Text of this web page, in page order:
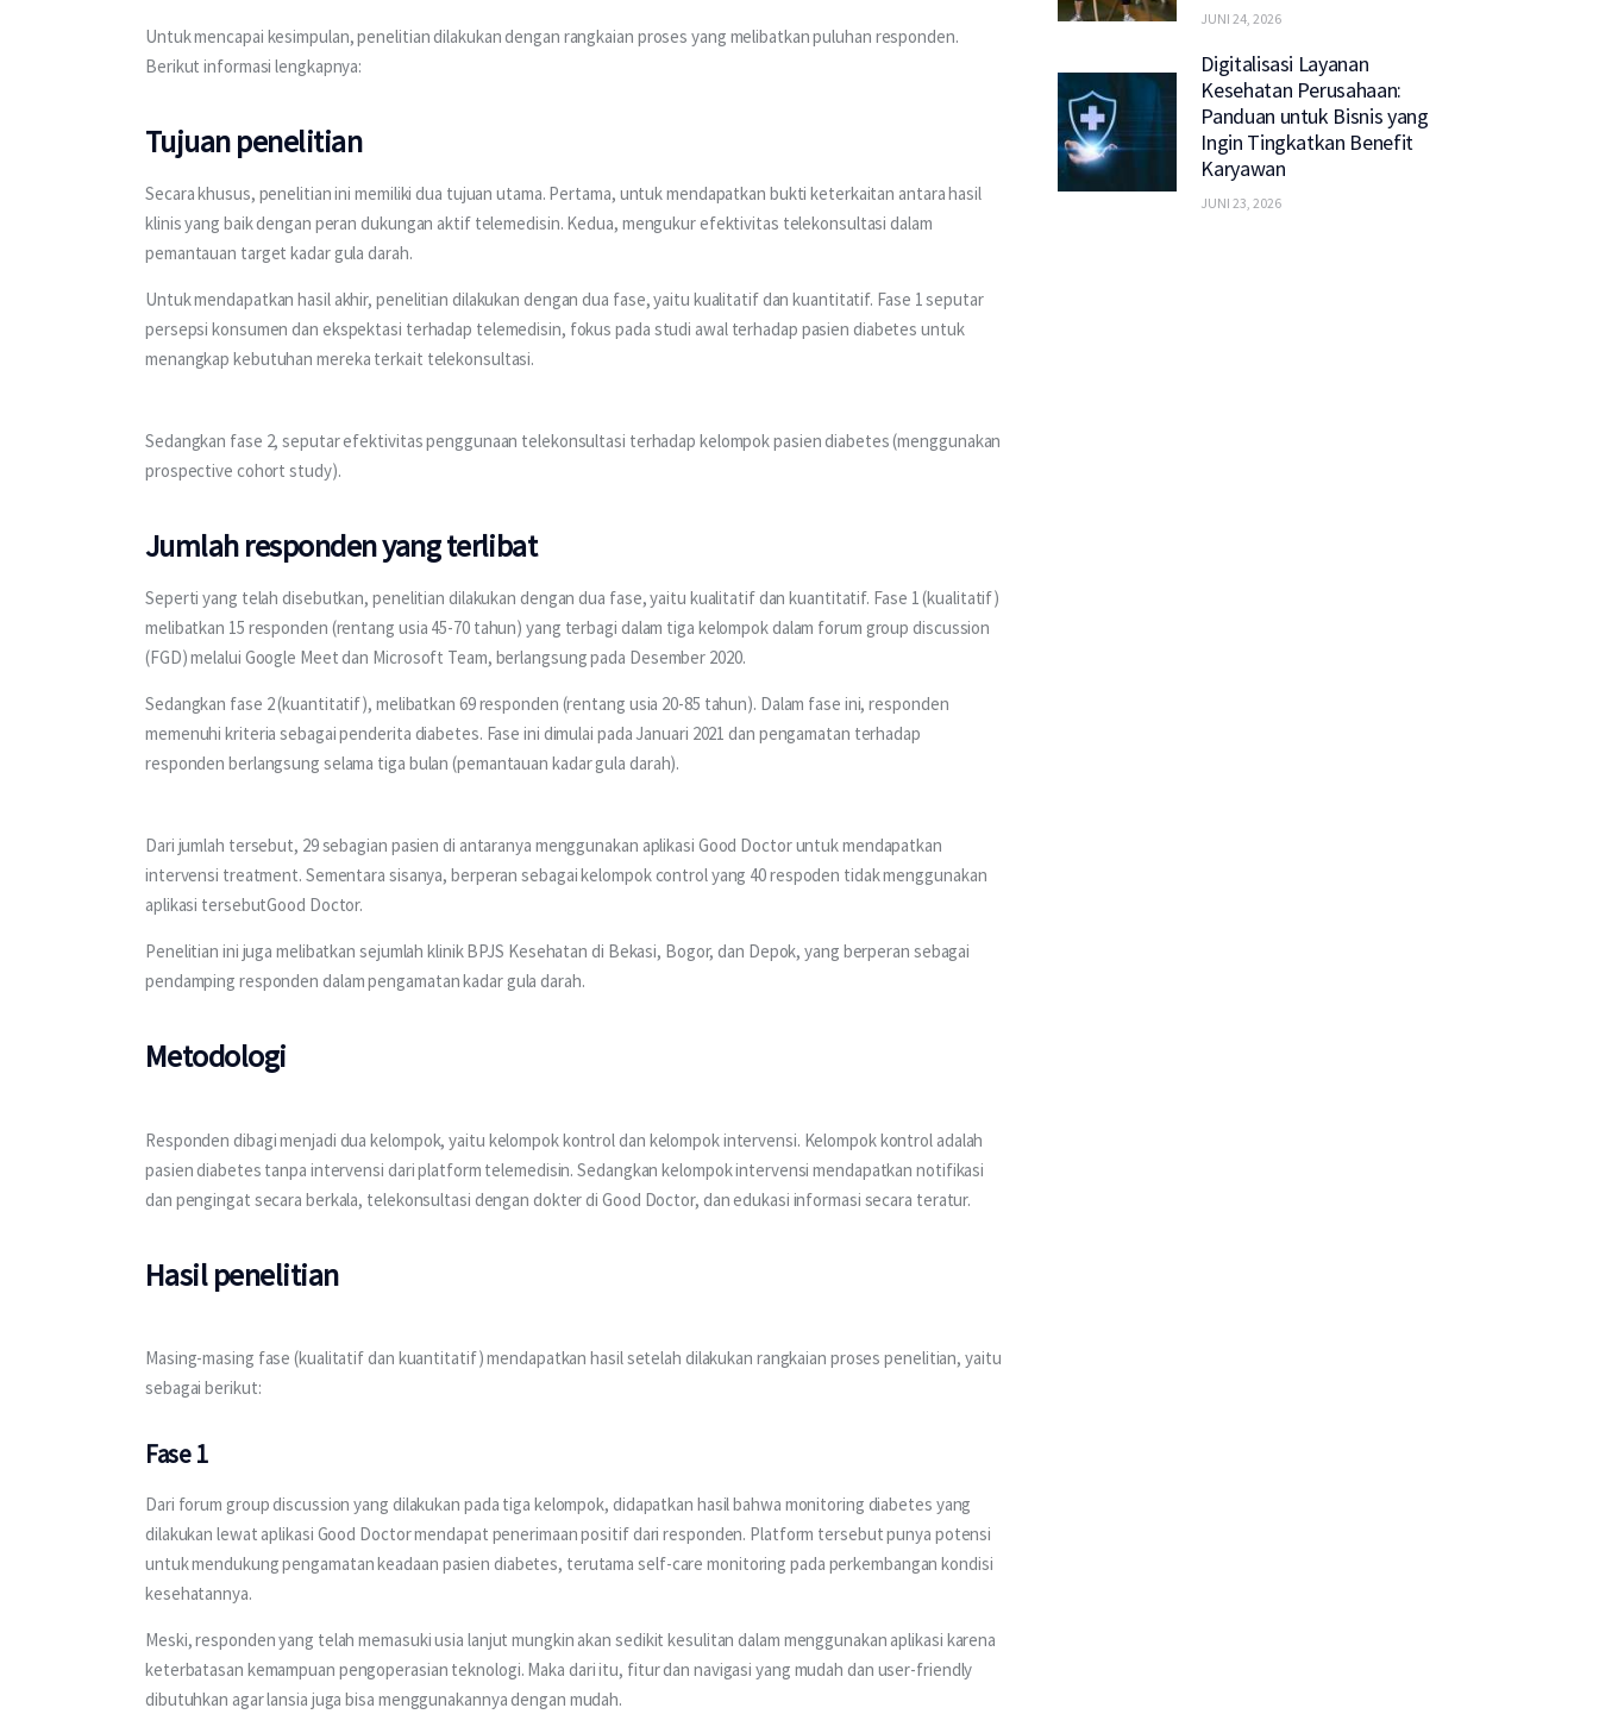
Untuk mencapai kesimpulan, penelitian dilakukan dengan rangkaian proses yang melibatkan puluhan responden.
Berikut informasi lengkapnya:
Tujuan penelitian
Secara khusus, penelitian ini memiliki dua tujuan utama. Pertama, untuk mendapatkan bukti keterkaitan antara hasil
klinis yang baik dengan peran dukungan aktif telemedisin. Kedua, mengukur efektivitas telekonsultasi dalam
pemantauan target kadar gula darah.
Untuk mendapatkan hasil akhir, penelitian dilakukan dengan dua fase, yaitu kualitatif dan kuantitatif. Fase 1 seputar
persepsi konsumen dan ekspektasi terhadap telemedisin, fokus pada studi awal terhadap pasien diabetes untuk
menangkap kebutuhan mereka terkait telekonsultasi.
Sedangkan fase 2, seputar efektivitas penggunaan telekonsultasi terhadap kelompok pasien diabetes (menggunakan
prospective cohort study).
Jumlah responden yang terlibat
Seperti yang telah disebutkan, penelitian dilakukan dengan dua fase, yaitu kualitatif dan kuantitatif. Fase 1 (kualitatif)
melibatkan 15 responden (rentang usia 45-70 tahun) yang terbagi dalam tiga kelompok dalam forum group discussion
(FGD) melalui Google Meet dan Microsoft Team, berlangsung pada Desember 2020.
Sedangkan fase 2 (kuantitatif), melibatkan 69 responden (rentang usia 20-85 tahun). Dalam fase ini, responden
memenuhi kriteria sebagai penderita diabetes. Fase ini dimulai pada Januari 2021 dan pengamatan terhadap
responden berlangsung selama tiga bulan (pemantauan kadar gula darah).
Dari jumlah tersebut, 29 sebagian pasien di antaranya menggunakan aplikasi Good Doctor untuk mendapatkan
intervensi treatment. Sementara sisanya, berperan sebagai kelompok control yang 40 respoden tidak menggunakan
aplikasi tersebutGood Doctor.
Penelitian ini juga melibatkan sejumlah klinik BPJS Kesehatan di Bekasi, Bogor, dan Depok, yang berperan sebagai
pendamping responden dalam pengamatan kadar gula darah.
Metodologi
Responden dibagi menjadi dua kelompok, yaitu kelompok kontrol dan kelompok intervensi. Kelompok kontrol adalah
pasien diabetes tanpa intervensi dari platform telemedisin. Sedangkan kelompok intervensi mendapatkan notifikasi
dan pengingat secara berkala, telekonsultasi dengan dokter di Good Doctor, dan edukasi informasi secara teratur.
Hasil penelitian
Masing-masing fase (kualitatif dan kuantitatif) mendapatkan hasil setelah dilakukan rangkaian proses penelitian, yaitu
sebagai berikut:
Fase 1
Dari forum group discussion yang dilakukan pada tiga kelompok, didapatkan hasil bahwa monitoring diabetes yang
dilakukan lewat aplikasi Good Doctor mendapat penerimaan positif dari responden. Platform tersebut punya potensi
untuk mendukung pengamatan keadaan pasien diabetes, terutama self-care monitoring pada perkembangan kondisi
kesehatannya.
Meski, responden yang telah memasuki usia lanjut mungkin akan sedikit kesulitan dalam menggunakan aplikasi karena
keterbatasan kemampuan pengoperasian teknologi. Maka dari itu, fitur dan navigasi yang mudah dan user-friendly
dibutuhkan agar lansia juga bisa menggunakannya dengan mudah.
JUNI 24, 2026
Digitalisasi Layanan
Kesehatan Perusahaan:
Panduan untuk Bisnis yang
Ingin Tingkatkan Benefit
Karyawan
JUNI 23, 2026